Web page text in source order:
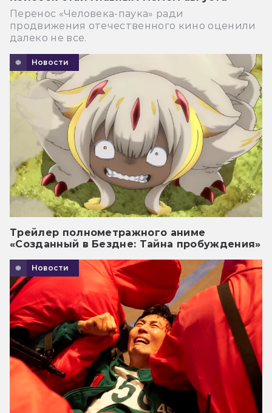
Перенос «Человека-паука» ради
продвижения отечественного кино оценили
далеко не все.
Новости
Трейлер полнометражного аниме
«Созданный в Бездне: Тайна пробуждения»
Новости